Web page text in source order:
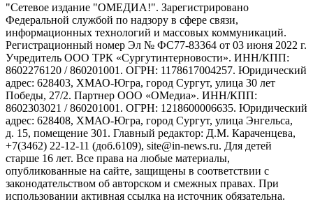
"Сетевое издание "ОМЕДИА!". Зарегистрировано
Федеральной службой по надзору в сфере связи,
информационных технологий и массовых коммуникаций.
Регистрационный номер Эл № ФС77-83364 от 03 июня 2022 г.
Учредитель ООО ТРК «Сургутинтерновости». ИНН/КПП:
8602276120 / 860201001. ОГРН: 1178617004257. Юридический
адрес: 628403, ХМАО-Югра, город Сургут, улица 30 лет
Победы, 27/2. Партнер ООО «ОМедиа». ИНН/КПП:
8602303021 / 860201001. ОГРН: 1218600006635. Юридический
адрес: 628408, ХМАО-Югра, город Сургут, улица Энгельса,
д. 15, помещение 301. Главный редактор: Д.М. Караченцева,
+7(3462) 22-12-11 (доб.6109), site@in-news.ru. Для детей
старше 16 лет. Все права на любые материалы,
опубликованные на сайте, защищены в соответствии с
законодательством об авторском и смежных правах. При
использовании активная ссылка на источник обязательна.